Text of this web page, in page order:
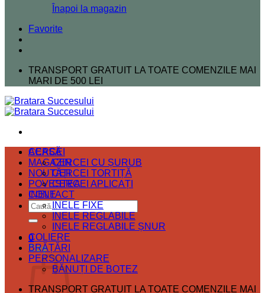
Înapoi la magazin
Favorite
TRANSPORT GRATUIT LA TOATE COMENZILE MAI
MARI DE 500 LEI
ACASĂ
MAGAZIN
NOUTĂȚI
POVESTEA
CONTACT
Caută
după:
0
Coș
CERCEI
CERCEI CU ȘURUB
CERCEI TORTIȚĂ
CERCEI APLICAȚI
INELE
INELE FIXE
INELE REGLABILE
INELE REGLABILE ȘNUR
COLIERE
BRĂȚĂRI
PERSONALIZARE
BĂNUȚI DE BOTEZ
TRANSPORT GRATUIT LA TOATE COMENZILE MAI